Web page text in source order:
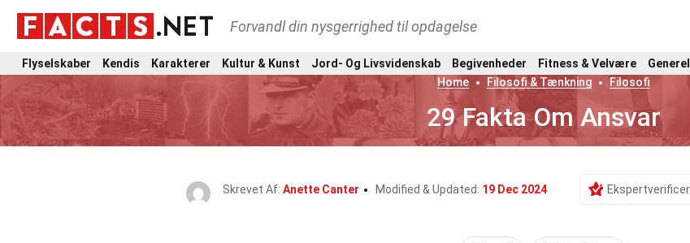
Forvandl din nysgerrighed til opdagelse
Flyselskaber Kendis Karakterer Kultur & Kunst Jord- Og Livsvidenskab Begivenheder Fitness & Velvære Generel
Home
Filosofi & Tænkning Filosofi
29 Fakta Om Ansvar
Skrevet Af: Anette Canter Modified & Updated: 19 Dec 2024